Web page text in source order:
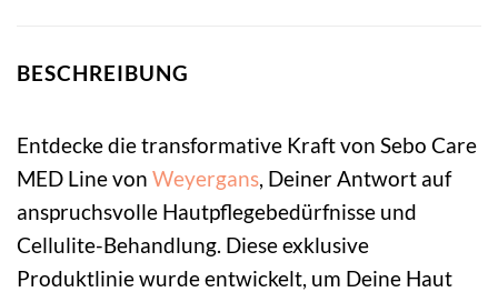
BESCHREIBUNG
Entdecke die transformative Kraft von Sebo Care
MED Line von Weyergans , Deiner Antwort auf
anspruchsvolle Hautpflegebedürfnisse und
Cellulite-Behandlung. Diese exklusive
Produktlinie wurde entwickelt, um Deine Haut